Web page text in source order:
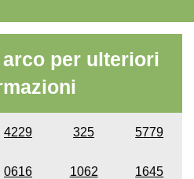
per ulteriori
4229 325 5779
0616 1062 1645